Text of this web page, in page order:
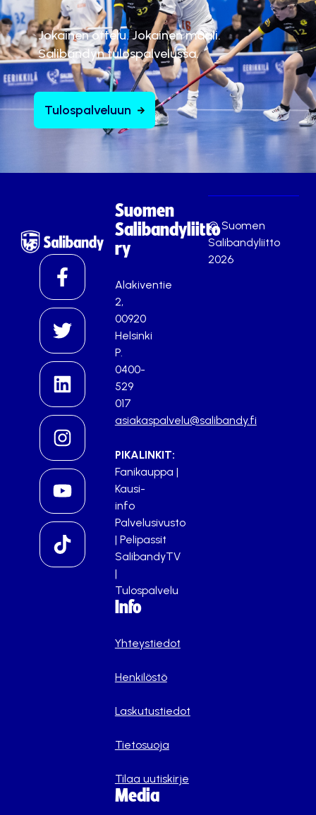
Jokainen ottelu. Jokainen maali.
Salibandyn tulospalvelussa.
Tulospalveluun
Suomen
Salibandyliitto
ry
Alakiventie
2,
00920
Helsinki
P.
0400-
529
017
asiakaspalvelu@salibandy.fi
PIKALINKIT:
Fanikauppa |
Kausi-
info
Palvelusivusto
| Pelipassit
SalibandyTV
|
Tulospalvelu
Info
Yhteystiedot
Henkilöstö
Laskutustiedot
Tietosuoja
Tilaa uutiskirje
Media
© Suomen
Salibandyliitto
2026